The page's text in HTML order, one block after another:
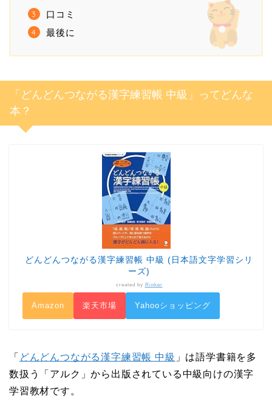
口コミ
最後に
「どんどんつながる漢字練習帳 中級」ってどんな
本？
どんどんつながる漢字練習帳 中級 (日本語文字学習シリ
ーズ)
created by Rinker
Amazon 楽天市場 Yahooショッピング
「 どんどんつながる漢字練習帳 中級 」は語学書籍を多
数扱う「アルク」から出版されている中級向けの漢字
学習教材です。